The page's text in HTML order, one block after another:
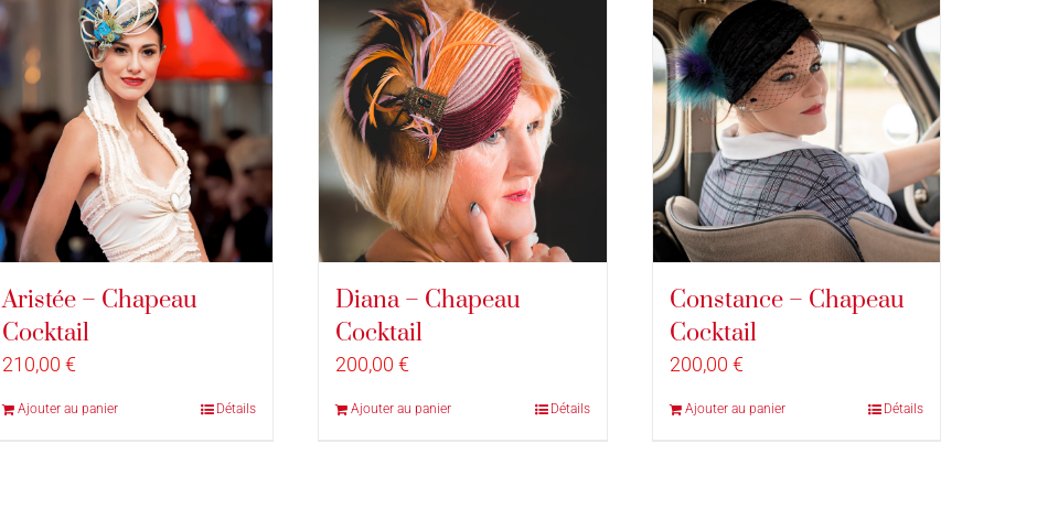
Aristée – Chapeau
Cocktail
210,00 €
Ajouter au panier Détails
Diana – Chapeau
Cocktail
200,00 €
Ajouter au panier Détails
Constance – Chapeau
Cocktail
200,00 €
Ajouter au panier Détails